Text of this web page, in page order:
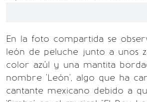
En la foto compartida se
león de peluche junto a unos
color azúl y una mantita
nombre 'León', algo que ha
cantante mexicano debido a